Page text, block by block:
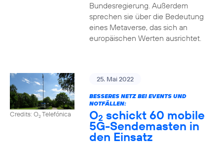
Bundesregierung. Außerdem
sprechen sie über die Bedeutung
eines Metaverse, das sich an
europäischen Werten ausrichtet.
Credits: O2Telefónica
25. Mai 2022
BESSERES NETZ BEI EVENTS UND
NOTFÄLLEN:
O2 schickt 60 mobile
5G-Sendemasten in
den Einsatz